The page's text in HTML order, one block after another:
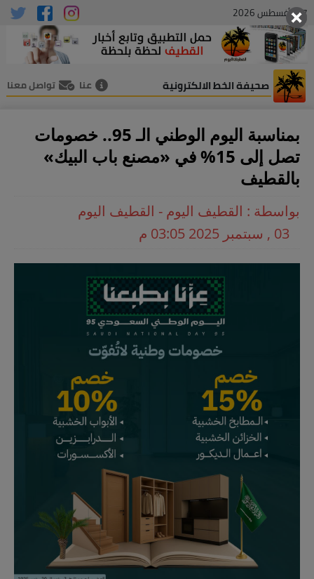
07 , أغسطس 2026
صحيفة الخط الالكترونية عنا تواصل معنا
بمناسبة اليوم الوطني الـ 95.. خصومات
تصل إلى 15% في «مصنع باب البيك»
بالقطيف
بواسطة : القطيف اليوم - القطيف اليوم
03 , سبتمبر 2025 03:05 م